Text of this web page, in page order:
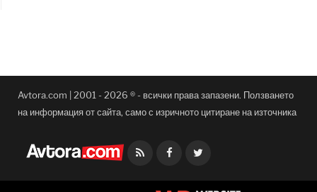
Avtora.com | 2001 - 2026 ® - всички права запазени. Ползването
на информация от сайта, само с изричното цитиране на източника
Facebook